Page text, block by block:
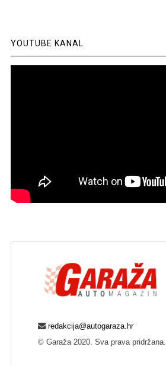
YOUTUBE KANAL
redakcija@autogaraza.hr
© Garaža 2020. Sva prava pridržana.